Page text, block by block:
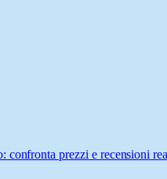
prezzi e recensioni